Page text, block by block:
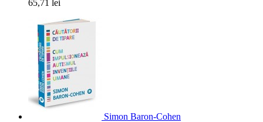
65,71 lei
Simon Baron-Cohen